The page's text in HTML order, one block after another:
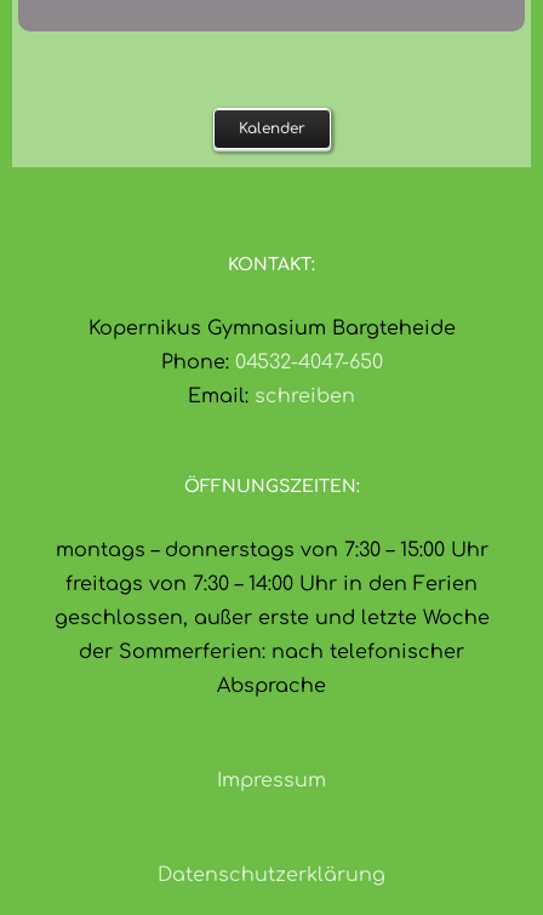
Kalender
KONTAKT:
Kopernikus Gymnasium Bargteheide
Phone: 04532-4047-650
Email: schreiben
ÖFFNUNGSZEITEN:
montags – donnerstags von 7:30 – 15:00 Uhr
freitags von 7:30 – 14:00 Uhr in den Ferien
geschlossen, außer erste und letzte Woche
der Sommerferien: nach telefonischer
Absprache
Impressum
Datenschutzerklärung